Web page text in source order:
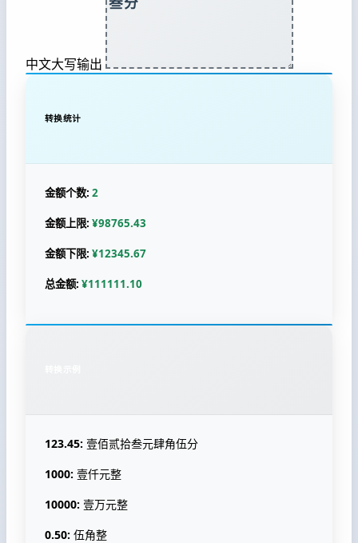
中文大写输出
转换统计
金额个数: 2
金额上限: ¥98765.43
金额下限: ¥12345.67
总金额: ¥111111.10
123.45: 壹佰贰拾叁元肆角伍分
1000: 壹仟元整
10000: 壹万元整
0.50: 伍角整